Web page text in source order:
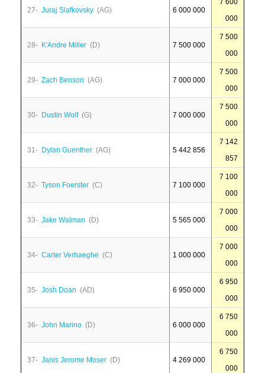
27- Juraj Slafkovsky (AG) 6 000 000
7 600
000
28- K'Andre Miller (D) 7 500 000
7 500
000
29- Zach Benson (AG) 7 000 000
7 500
000
30- Dustin Wolf(G) 7 000 000
7 500
000
31- Dylan Guenther (AG) 5 442 856
7 142
857
32- Tyson Foerster (C) 7 100 000
7 100
000
33- Jake Walman (D) 5 565 000
7 000
000
34- Carter Verhaeghe (C) 1 000 000
7 000
000
35- Josh Doan (AD) 6 950 000
6 950
000
36- John Marino (D) 6 000 000
6 750
000
37- Janis Jerome Moser (D) 4 269 000
6 750
000